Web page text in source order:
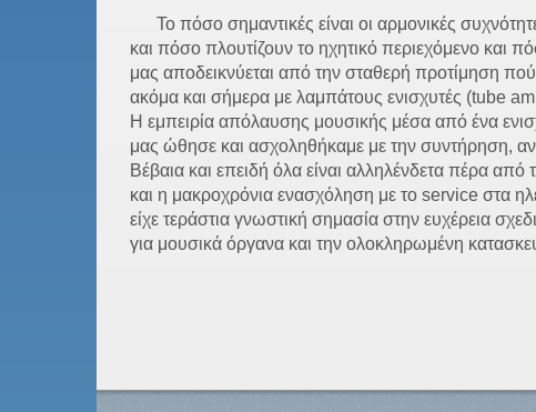
Το πόσο σημαντικές είναι οι αρμονικές
και πόσο πλουτίζουν το ηχητικό περιεχόμενο και
μας αποδεικνύεται από την σταθερή προτίμηση
ακόμα και σήμερα με λαμπάτους ενισχυτές (tube
Η εμπειρία απόλαυσης μουσικής μέσα από ένα
μας ώθησε και ασχοληθήκαμε με την συντήρηση,
Βέβαια και επειδή όλα είναι αλληλένδετα πέρα από
και η μακροχρόνια ενασχόληση με το service στα
είχε τεράστια γνωστική σημασία στην ευχέρεια
για μουσικά όργανα και την ολοκληρωμένη